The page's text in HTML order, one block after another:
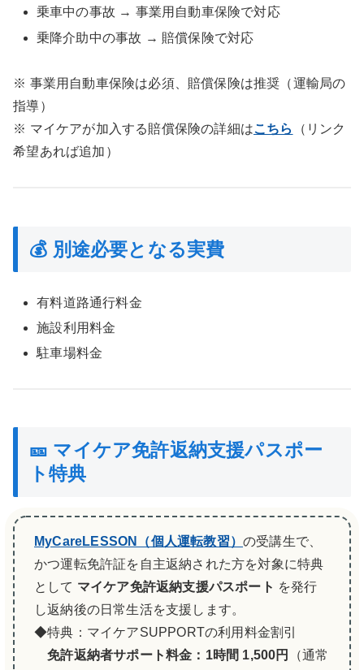
乗車中の事故 → 事業用自動車保険で対応
乗降介助中の事故 → 賠償保険で対応
※ 事業用自動車保険は必須、賠償保険は推奨（運輸局の
指導）
※ マイケアが加入する賠償保険の詳細はこちら
（リンク
希望あれば追加）
💰 別途必要となる実費
有料道路通行料金
施設利用料金
駐車場料金
🎫 マイケア免許返納支援パスポー
ト特典
MyCareLESSON（個人運転教習） の受講生で、
かつ運転免許証を自主返納された方を対象に特典
として マイケア免許返納支援パスポート を発行
し返納後の日常生活を支援します。
◆特典：マイケアSUPPORTの利用料金割引
免許返納者サポート料金：1時間 1,500円
（通常